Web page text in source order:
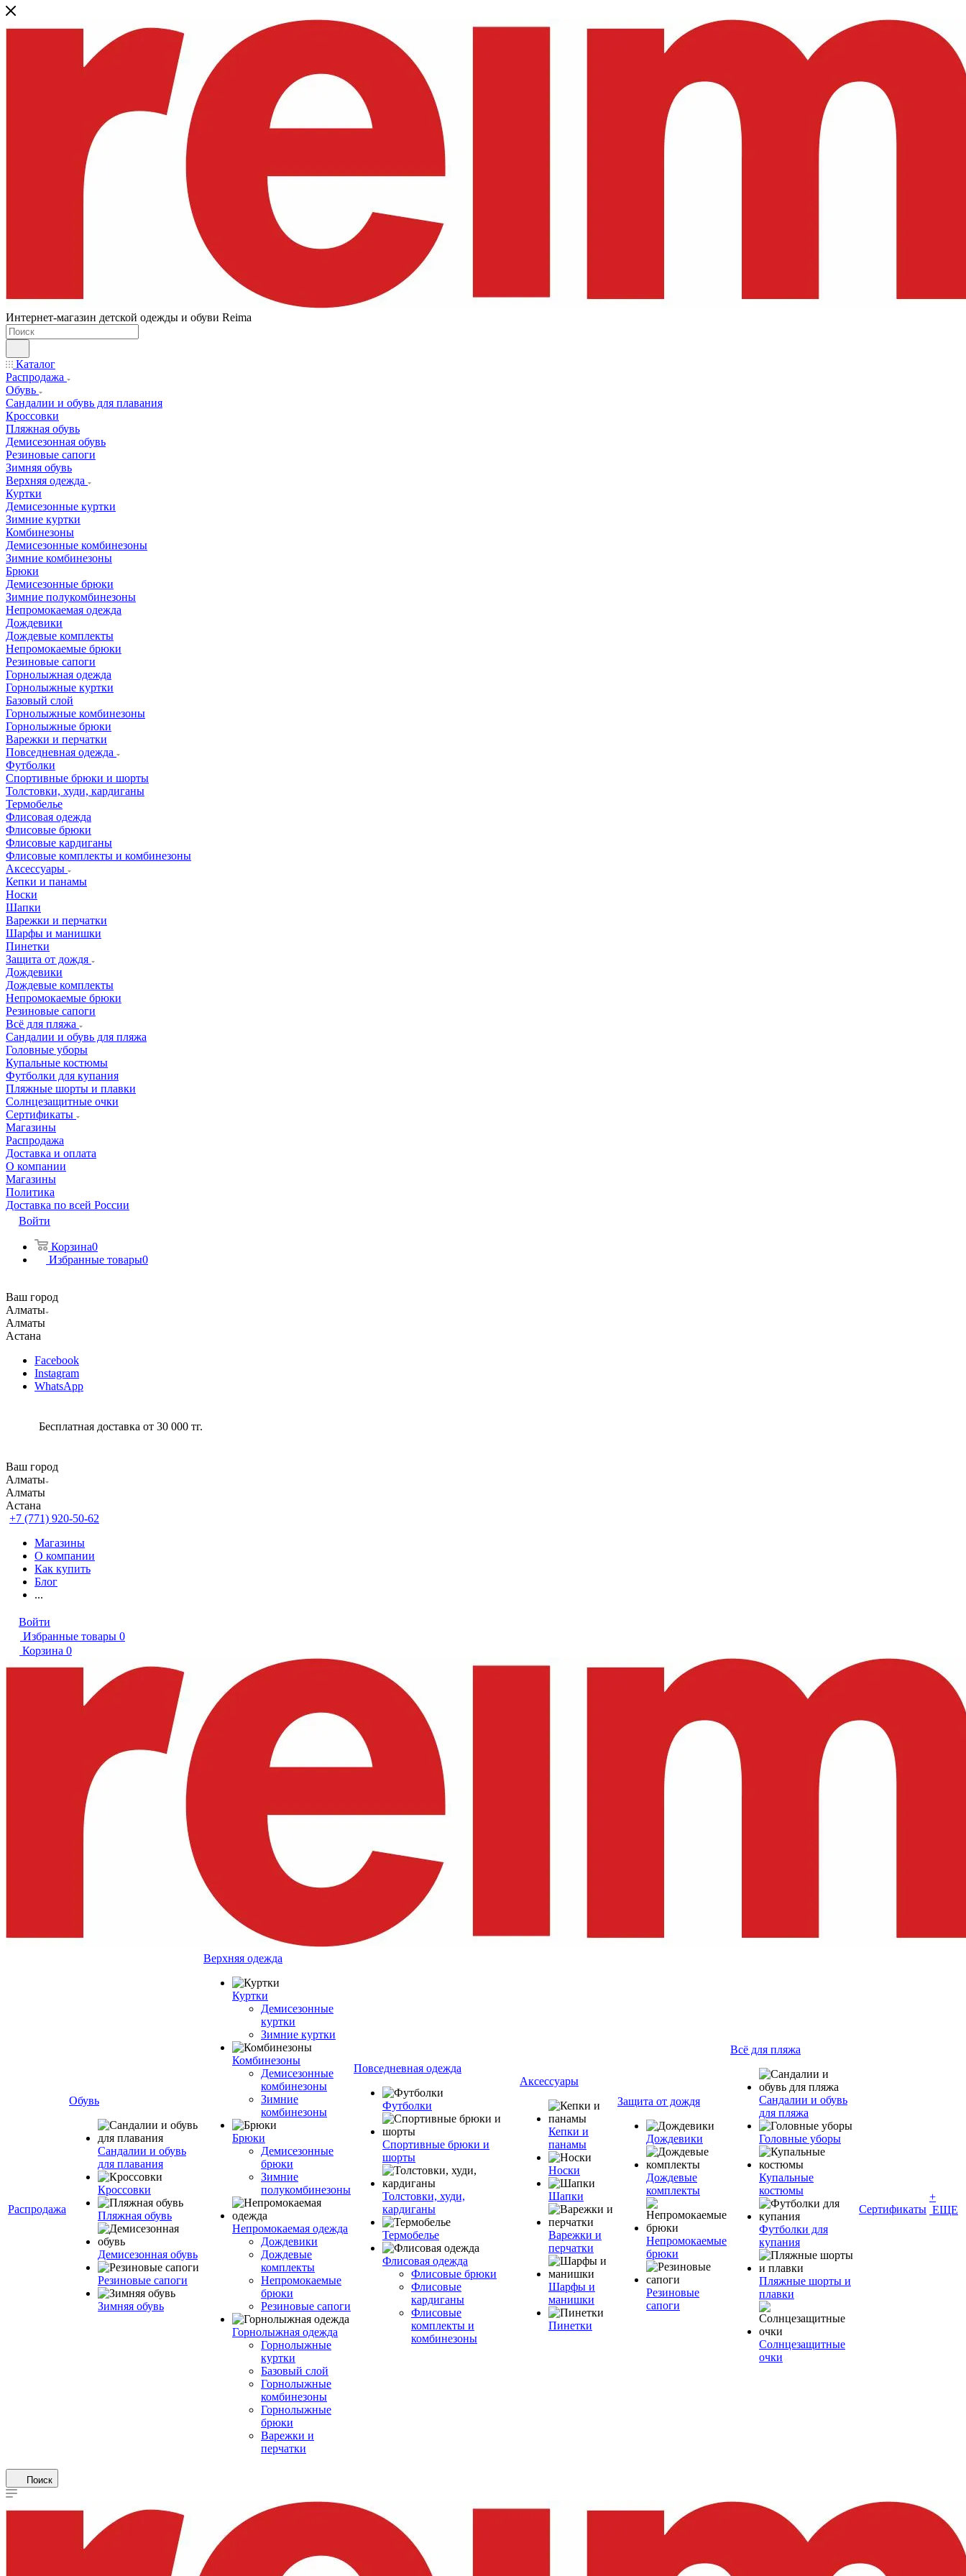
Интернет-магазин детской одежды и обуви Reima
Каталог
Распродажа
Обувь
Сандалии и обувь для плавания
Кроссовки
Пляжная обувь
Демисезонная обувь
Резиновые сапоги
Зимняя обувь
Верхняя одежда
Куртки
Демисезонные куртки
Зимние куртки
Комбинезоны
Демисезонные комбинезоны
Зимние комбинезоны
Брюки
Демисезонные брюки
Зимние полукомбинезоны
Непромокаемая одежда
Дождевики
Дождевые комплекты
Непромокаемые брюки
Резиновые сапоги
Горнолыжная одежда
Горнолыжные куртки
Базовый слой
Горнолыжные комбинезоны
Горнолыжные брюки
Варежки и перчатки
Повседневная одежда
Футболки
Спортивные брюки и шорты
Толстовки, худи, кардиганы
Термобелье
Флисовая одежда
Флисовые брюки
Флисовые кардиганы
Флисовые комплекты и комбинезоны
Аксессуары
Кепки и панамы
Носки
Шапки
Варежки и перчатки
Шарфы и манишки
Пинетки
Защита от дождя
Дождевики
Дождевые комплекты
Непромокаемые брюки
Резиновые сапоги
Всё для пляжа
Сандалии и обувь для пляжа
Головные уборы
Купальные костюмы
Футболки для купания
Пляжные шорты и плавки
Солнцезащитные очки
Сертификаты
Магазины
Распродажа
Доставка и оплата
О компании
Магазины
Политика
Доставка по всей России
Войти
Корзина0
Избранные товары0
Ваш город
Алматы
Алматы
Астана
Facebook
Instagram
WhatsApp
Бесплатная доставка от 30 000 тг.
Ваш город
Алматы
Алматы
Астана
+7 (771) 920-50-62
Магазины
О компании
Как купить
Блог
...
Войти
Избранные товары 0
Корзина 0
Распродажа
Обувь
Сандалии и обувь
для плавания
Кроссовки
Пляжная обувь
Демисезонная обувь
Резиновые сапоги
Зимняя обувь
Верхняя одежда
Куртки
Демисезонные
куртки
Зимние куртки
Комбинезоны
Демисезонные
комбинезоны
Зимние
комбинезоны
Брюки
Демисезонные
брюки
Зимние
полукомбинезоны
Непромокаемая одежда
Дождевики
Дождевые
комплекты
Непромокаемые
брюки
Резиновые сапоги
Горнолыжная одежда
Горнолыжные
куртки
Базовый слой
Горнолыжные
комбинезоны
Горнолыжные
брюки
Варежки и
перчатки
Повседневная одежда
Футболки
Спортивные брюки и
шорты
Толстовки, худи,
кардиганы
Термобелье
Флисовая одежда
Флисовые брюки
Флисовые
кардиганы
Флисовые
комплекты и
комбинезоны
Аксессуары
Кепки и
панамы
Носки
Шапки
Варежки и
перчатки
Шарфы и
манишки
Пинетки
Защита от дождя
Дождевики
Дождевые
комплекты
Непромокаемые
брюки
Резиновые
сапоги
Всё для пляжа
Сандалии и обувь
для пляжа
Головные уборы
Купальные
костюмы
Футболки для
купания
Пляжные шорты и
плавки
Солнцезащитные
очки
Сертификаты
+
ЕЩЕ
Поиск